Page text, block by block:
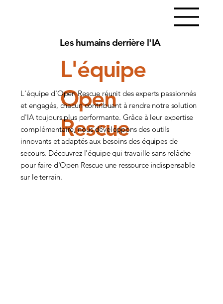
Les humains derrière l'IA
L'équipe
Open
Rescue
L'équipe d'Open Rescue réunit des experts passionnés
et engagés, chacun contribuant à rendre notre solution
d'IA toujours plus performante. Grâce à leur expertise
complémentaire, nous développons des outils
innovants et adaptés aux besoins des équipes de
secours. Découvrez l'équipe qui travaille sans relâche
pour faire d'Open Rescue une ressource indispensable
sur le terrain.